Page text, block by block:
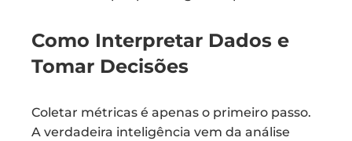
Como Interpretar Dados e
Tomar Decisões
Coletar métricas é apenas o primeiro passo.
A verdadeira inteligência vem da análise